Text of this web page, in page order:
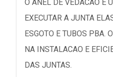
O ANEL DE VEDACAO E
EXECUTAR A JUNTA
ESGOTO E TUBOS PBA.
NA INSTALACAO E
DAS JUNTAS.